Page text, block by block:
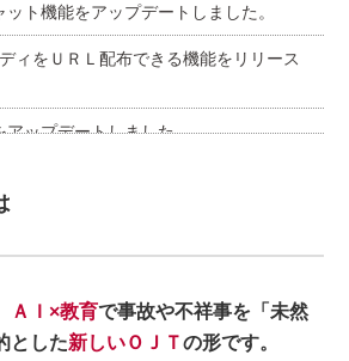
ット機能をアップデートしました。
ィをＵＲＬ配布できる機能をリリース
アップデートしました。
をチャットで報告できる機能（ベータ
から複数のケーススタディを生成でき
ースしました。
ＡＩ×教育で事故や不祥事を「未然
とした新しいＯＪＴの形です。